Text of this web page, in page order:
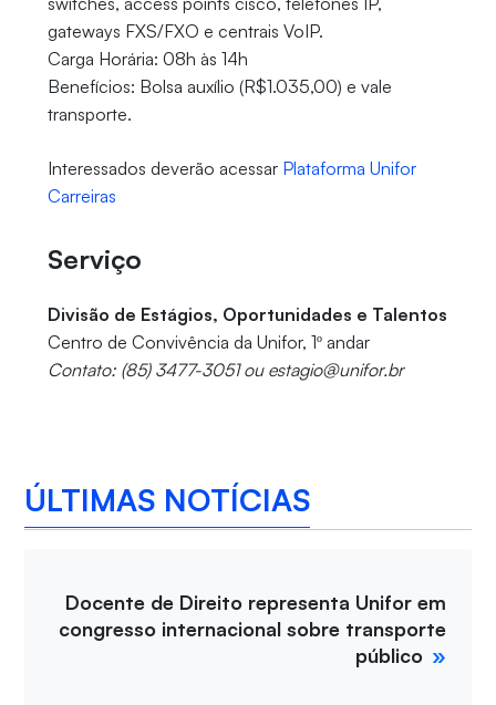
gateways FXS/FXO e centrais VoIP.
Carga Horária: 08h às 14h
Benefícios: Bolsa auxílio (R$1.035,00) e vale
transporte.
Interessados deverão acessar Plataforma Unifor
Carreiras
Serviço
Divisão de Estágios, Oportunidades e Talentos
Centro de Convivência da Unifor, 1º andar
Contato: (85) 3477-3051 ou estagio@unifor.br
ÚLTIMAS NOTÍCIAS
Docente de Direito representa Unifor em
congresso internacional sobre transporte
público